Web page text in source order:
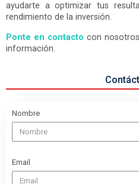
ayudarte a optimizar tus
rendimiento de la inversión.
Ponte en contacto con
información.
Nombre
Email